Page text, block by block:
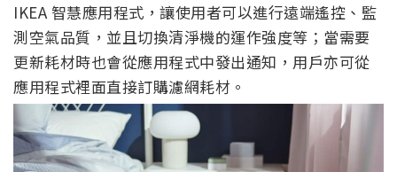
IKEA 智慧應用程式，讓使用者可以進行遠端遙控、監
測空氣品質，並且切換清淨機的運作強度等；當需要
更新耗材時也會從應用程式中發出通知，用戶亦可從
應用程式裡面直接訂購濾網耗材。